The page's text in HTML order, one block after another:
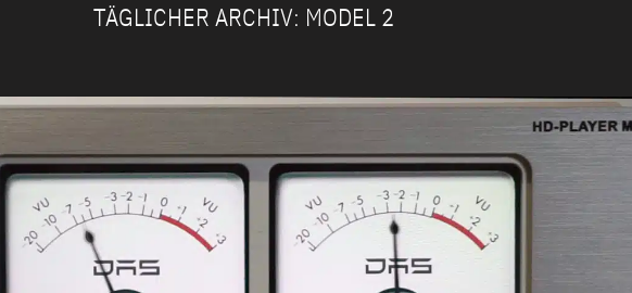
TÄGLICHER ARCHIV: MODEL 2